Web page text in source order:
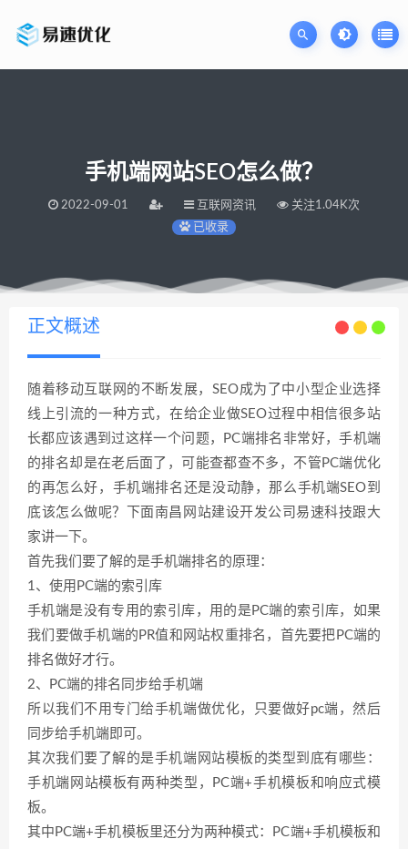
手机端网站SEO怎么做？
2022-09-01 互联网资讯
关注1.04K次
已收录
当前位置：易速网站优化公司 >手机端网站SEO怎么做？
正文概述
随着移动互联网的不断发展，SEO成为了中小型企业选择
线上引流的一种方式，在给企业做SEO过程中相信很多站
长都应该遇到过这样一个问题，PC端排名非常好，手机端
的排名却是在老后面了，可能查都查不多，不管PC端优化
的再怎么好，手机端排名还是没动静，那么手机端SEO到
底该怎么做呢？下面南昌网站建设开发公司易速科技跟大
家讲一下。
首先我们要了解的是手机端排名的原理：
1、使用PC端的索引库
手机端是没有专用的索引库，用的是PC端的索引库，如果
我们要做手机端的PR值和网站权重排名，首先要把PC端的
排名做好才行。
2、PC端的排名同步给手机端
所以我们不用专门给手机端做优化，只要做好pc端，然后
同步给手机端即可。
其次我们要了解的是手机端网站模板的类型到底有哪些：
手机端网站模板有两种类型，PC端+手机模板和响应式模
板。
其中PC端+手机模板里还分为两种模式：PC端+手机模板和